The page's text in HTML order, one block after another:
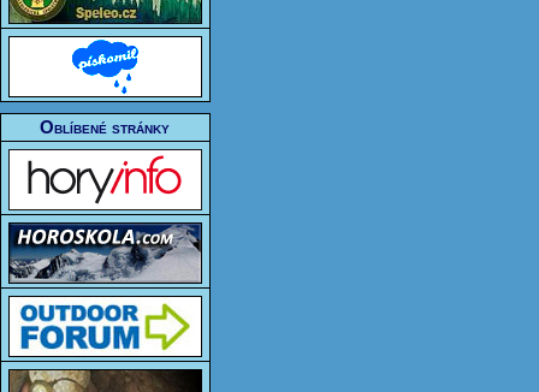
Oblíbené stránky